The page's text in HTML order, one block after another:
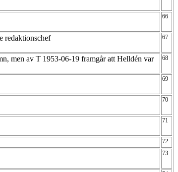
66
redaktionschef 67
men av T 1953-06-19 framgår att Helldén var
68
69
70
71
72
73